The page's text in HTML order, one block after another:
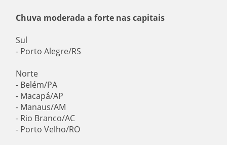
Chuva moderada a forte nas capitais
Sul
- Porto Alegre/RS
Norte
- Belém/PA
- Macapá/AP
- Manaus/AM
- Rio Branco/AC
- Porto Velho/RO